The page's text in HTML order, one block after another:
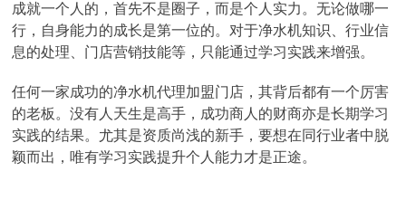
成就一个人的，首先不是圈子，而是个人实力。无论做哪一
行，自身能力的成长是第一位的。对于净水机知识、行业信
息的处理、门店营销技能等，只能通过学习实践来增强。
任何一家成功的净水机代理加盟门店，其背后都有一个厉害
的老板。没有人天生是高手，成功商人的财商亦是长期学习
实践的结果。尤其是资质尚浅的新手，要想在同行业者中脱
颖而出，唯有学习实践提升个人能力才是正途。